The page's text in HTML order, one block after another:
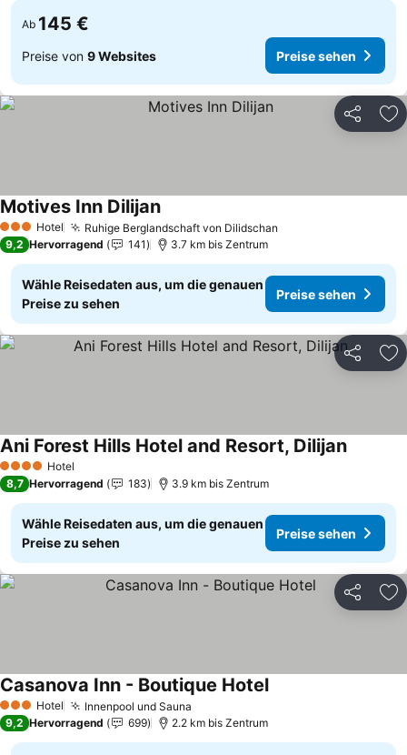
Ab 145 €
Preise von 9 Websites Preise sehen
Teilen
3 SterneHotel Ruhige Berglandschaft von Dilidschan
Motives Inn DilijanPreise sehen
9,2 Hervorragend 141 3.7 km bis Zentrum
Wähle Reisedaten aus, um die genauen
Preise zu sehen
Preise sehen
Teilen
4 Sterne Hotel
Ani Forest Hills Hotel and Resort, DilijanPreise
8,7 Hervorragend 183 3.9 km bis Zentrum
Wähle Reisedaten aus, um die genauen
Preise zu sehen
Preise sehen
Teilen
3 SterneHotel Innenpool und Sauna
Casanova Inn - Boutique HotelPreise sehen
9,2 Hervorragend 699 2.2 km bis Zentrum